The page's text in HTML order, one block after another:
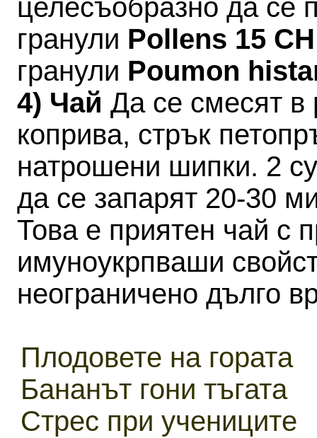
целесъобразно да се
гранули Pollens 15
гранули Poumon
4) Чай Да се смесят в
коприва, стрък
натрошени шипки. 2
да се запарят 20-30
Това е приятен чай с
имуноукрпваши
неограничено дълго
Плодовете на гората
Бананът гони тъгата
Стрес при учениците